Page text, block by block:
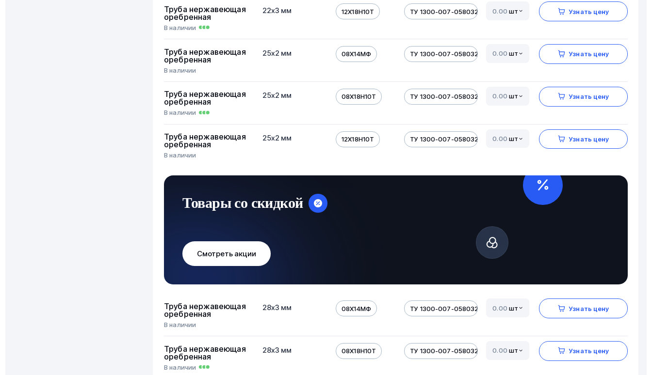
Труба нержавеющая
оребренная
В наличии
22х3 мм 12Х18Н10Т ТУ 1300-007-05803206-01 шт Узнать цену
Труба нержавеющая
оребренная
В наличии
25х2 мм 08Х14МФ ТУ 1300-007-05803206-01 шт Узнать цену
Труба нержавеющая
оребренная
В наличии
25х2 мм 08Х18Н10Т ТУ 1300-007-05803206-01 шт Узнать цену
Труба нержавеющая
оребренная
В наличии
25х2 мм 12Х18Н10Т ТУ 1300-007-05803206-01 шт Узнать цену
Товары со скидкой
Смотреть акции
Труба нержавеющая
оребренная
В наличии
28х3 мм 08Х14МФ ТУ 1300-007-05803206-01 шт Узнать цену
Труба нержавеющая
оребренная
В наличии
28х3 мм 08Х18Н10Т ТУ 1300-007-05803206-01 шт Узнать цену